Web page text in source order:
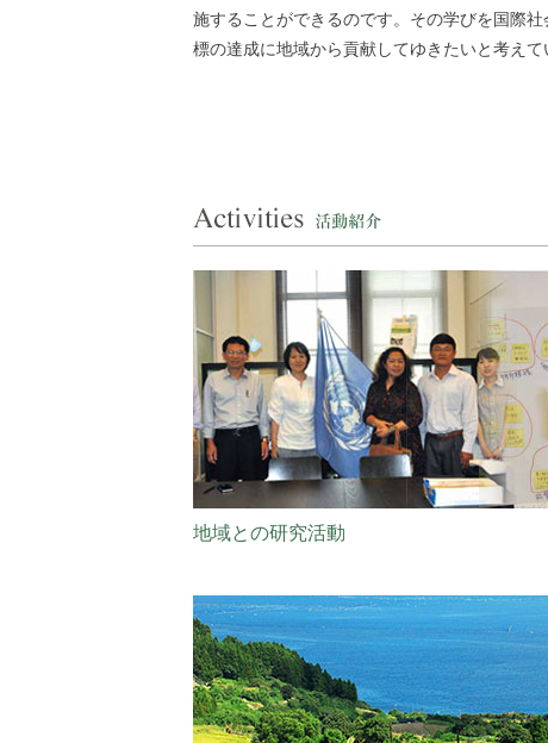
施することができるのです。その学びを国際
標の達成に地域から貢献してゆきたいと考えて
地域との研究活動